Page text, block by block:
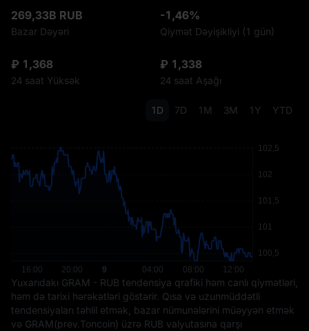
269,33B RUB
Bazar Dəyəri
-1,46%
Qiymət Dəyişikliyi (1 gün)
₽ 1,368
24 saat Yüksək
₽ 1,338
24 saat Aşağı
1D 7D 1M 3M 1Y YTD
Yuxarıdakı GRAM - RUB tendensiya qrafiki həm canlı qiymətləri,
həm də tarixi hərəkətləri göstərir. Qısa və uzunmüddətli
tendensiyaları təhlil etmək, bazar nümunələrini müəyyən etmək
və GRAM(prev.Toncoin) üzrə RUB valyutasına qarşı